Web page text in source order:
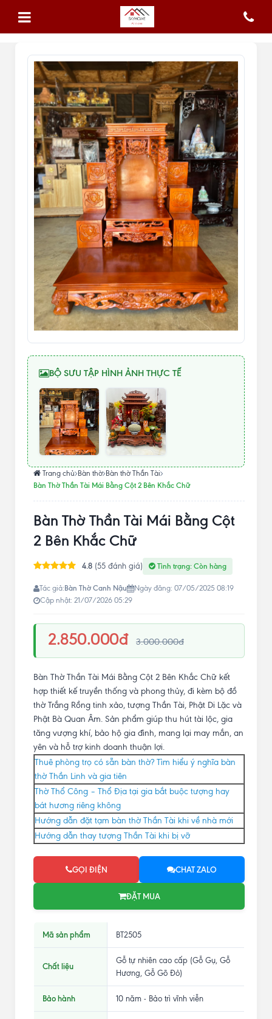
BỘ SƯU TẬP HÌNH ẢNH THỰC TẾ
Trang chủ Bàn thờ Bàn thờ Thần Tài
Bàn Thờ Thần Tài Mái Bằng Cột 2 Bên Khắc Chữ
Bàn Thờ Thần Tài Mái Bằng Cột
2 Bên Khắc Chữ
4.8 (55 đánh giá) Tình trạng: Còn hàng
Tác giả:Bàn Thờ Canh Nậu
Ngày đăng: 07/05/2025 08:19
Cập nhật: 21/07/2026 05:29
2.850.000đ 3.000.000đ
Bàn Thờ Thần Tài Mái Bằng Cột 2 Bên Khắc Chữ kết
hợp thiết kế truyền thống và phong thủy, đi kèm bộ đồ
thờ Trắng Rồng tinh xảo, tượng Thần Tài, Phật Di Lặc và
Phật Bà Quan Âm. Sản phẩm giúp thu hút tài lộc, gia
tăng vượng khí, bảo hộ gia đình, mang lại may mắn, an
yên và hỗ trợ kinh doanh thuận lợi.
Thuê phòng trọ có sẵn bàn thờ? Tìm hiểu ý nghĩa bàn
thờ Thần Linh và gia tiên
Thờ Thổ Công – Thổ Địa tại gia bắt buộc tượng hay
bát hương riêng không
Hướng dẫn đặt tạm bàn thờ Thần Tài khi về nhà mới
Hướng dẫn thay tượng Thần Tài khi bị vỡ
GỌI ĐIỆN CHAT ZALO
ĐẶT MUA
Mã sản phẩm BT2505
Chất liệu
Gỗ tự nhiên cao cấp (Gỗ Gụ, Gỗ
Hương, Gỗ Gõ Đỏ)
Bảo hành 10 năm - Bảo trì vĩnh viễn